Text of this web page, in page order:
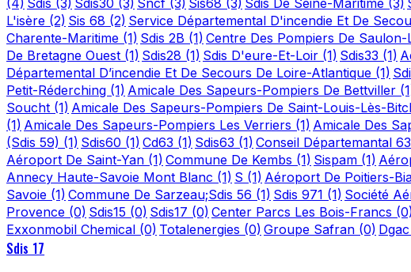
L'isère (2) Sis 68 (2) Service Départemental D'incendie Et De
Charente-Maritime (1) Sdis 2B (1) Centre Des Pompiers De Saulon-
De Bretagne Ouest (1) Sdis28 (1) Sdis D'eure-Et-Loir (1) Sdis33 (1)
Départemental D’incendie Et De Secours De Loire-Atlantique (1)
Petit-Réderching (1) Amicale Des Sapeurs-Pompiers De Bettviller
Soucht (1) Amicale Des Sapeurs-Pompiers De Saint-Louis-Lès-
(1) Amicale Des Sapeurs-Pompiers Les Verriers (1) Amicale Des
(Sdis 59) (1) Sdis60 (1) Cd63 (1) Sdis63 (1) Conseil Départemantal 63
Aéroport De Saint-Yan (1) Commune De Kembs (1) Sispam (1)
Annecy Haute-Savoie Mont Blanc (1) S (1) Aéroport De Poitiers-
Savoie (1) Commune De Sarzeau;Sdis 56 (1) Sdis 971 (1) Société
Provence (0) Sdis15 (0) Sdis17 (0) Center Parcs Les Bois-Francs
Exxonmobil Chemical (0) Totalenergies (0) Groupe Safran (0) Dgac
Sdis 17